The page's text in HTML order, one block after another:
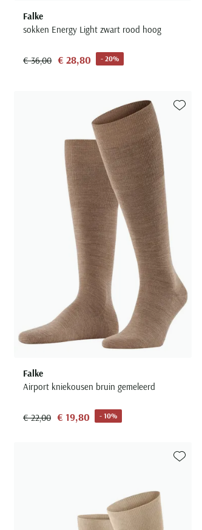
Falke
sokken Energy Light zwart rood hoog
€ 36,00 € 28,80 - 20%
Falke
Airport kniekousen bruin gemeleerd
€ 22,00 € 19,80 - 10%